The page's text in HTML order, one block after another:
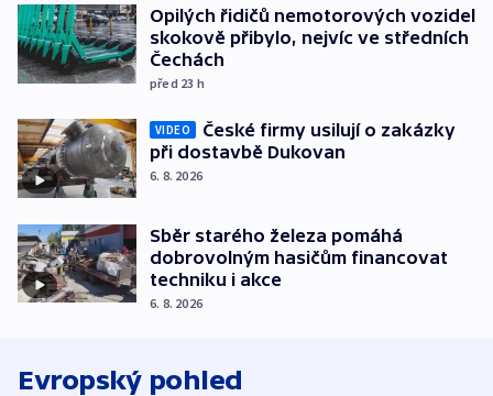
Opilých řidičů nemotorových vozidel
skokově přibylo, nejvíc ve středních
Čechách
před 23 h
VIDEO
České firmy usilují o zakázky
při dostavbě Dukovan
6. 8. 2026
Sběr starého železa pomáhá
dobrovolným hasičům financovat
techniku i akce
6. 8. 2026
Evropský pohled